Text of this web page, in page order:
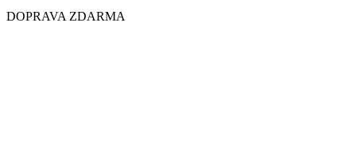
DOPRAVA ZDARMA